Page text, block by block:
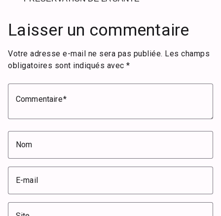
Laisser un commentaire
Votre adresse e-mail ne sera pas publiée. Les champs
obligatoires sont indiqués avec *
Commentaire
Nom
E-mail